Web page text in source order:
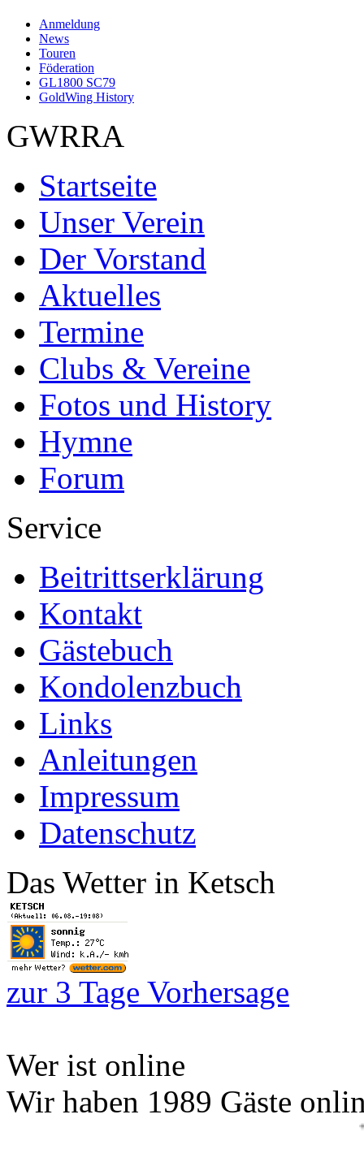
Anmeldung
News
Touren
Föderation
GL1800 SC79
GoldWing History
GWRRA
Startseite
Unser Verein
Der Vorstand
Aktuelles
Termine
Clubs & Vereine
Fotos und History
Hymne
Forum
Service
Beitrittserklärung
Kontakt
Gästebuch
Kondolenzbuch
Links
Anleitungen
Impressum
Datenschutz
Das Wetter in Ketsch
zur 3 Tage Vorhersage
Wer ist online
Wir haben 1989 Gäste